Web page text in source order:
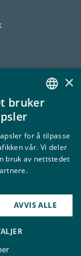
NORWEGIAN
×
bruker
for å tilpasse
vår. Vi deler
bruk av nettstedet
AVVIS ALLE